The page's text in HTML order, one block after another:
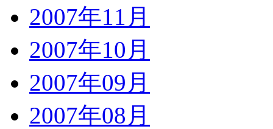
2007年11月
2007年10月
2007年09月
2007年08月